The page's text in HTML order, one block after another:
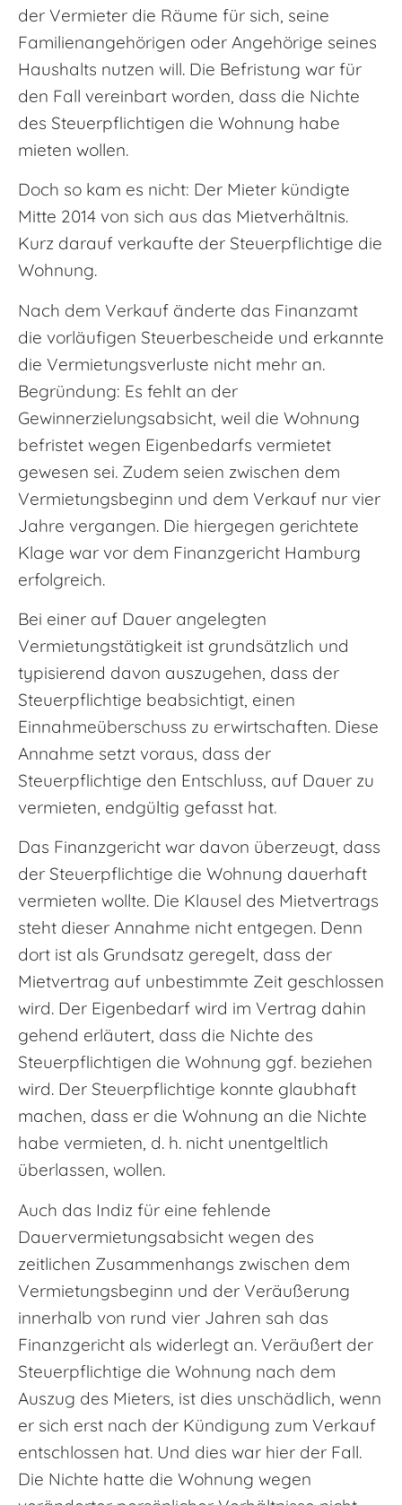
der Vermieter die Räume für sich, seine
Familienangehörigen oder Angehörige seines
Haushalts nutzen will. Die Befristung war für
den Fall vereinbart worden, dass die Nichte
des Steuerpflichtigen die Wohnung habe
mieten wollen.
Doch so kam es nicht: Der Mieter kündigte
Mitte 2014 von sich aus das Mietverhältnis.
Kurz darauf verkaufte der Steuerpflichtige die
Wohnung.
Nach dem Verkauf änderte das Finanzamt
die vorläufigen Steuerbescheide und erkannte
die Vermietungsverluste nicht mehr an.
Begründung: Es fehlt an der
Gewinnerzielungsabsicht, weil die Wohnung
befristet wegen Eigenbedarfs vermietet
gewesen sei. Zudem seien zwischen dem
Vermietungsbeginn und dem Verkauf nur vier
Jahre vergangen. Die hiergegen gerichtete
Klage war vor dem Finanzgericht Hamburg
erfolgreich.
Bei einer auf Dauer angelegten
Vermietungstätigkeit ist grundsätzlich und
typisierend davon auszugehen, dass der
Steuerpflichtige beabsichtigt, einen
Einnahmeüberschuss zu erwirtschaften. Diese
Annahme setzt voraus, dass der
Steuerpflichtige den Entschluss, auf Dauer zu
vermieten, endgültig gefasst hat.
Das Finanzgericht war davon überzeugt, dass
der Steuerpflichtige die Wohnung dauerhaft
vermieten wollte. Die Klausel des Mietvertrags
steht dieser Annahme nicht entgegen. Denn
dort ist als Grundsatz geregelt, dass der
Mietvertrag auf unbestimmte Zeit geschlossen
wird. Der Eigenbedarf wird im Vertrag dahin
gehend erläutert, dass die Nichte des
Steuerpflichtigen die Wohnung ggf. beziehen
wird. Der Steuerpflichtige konnte glaubhaft
machen, dass er die Wohnung an die Nichte
habe vermieten, d. h. nicht unentgeltlich
überlassen, wollen.
Auch das Indiz für eine fehlende
Dauervermietungsabsicht wegen des
zeitlichen Zusammenhangs zwischen dem
Vermietungsbeginn und der Veräußerung
innerhalb von rund vier Jahren sah das
Finanzgericht als widerlegt an. Veräußert der
Steuerpflichtige die Wohnung nach dem
Auszug des Mieters, ist dies unschädlich, wenn
er sich erst nach der Kündigung zum Verkauf
entschlossen hat. Und dies war hier der Fall.
Die Nichte hatte die Wohnung wegen